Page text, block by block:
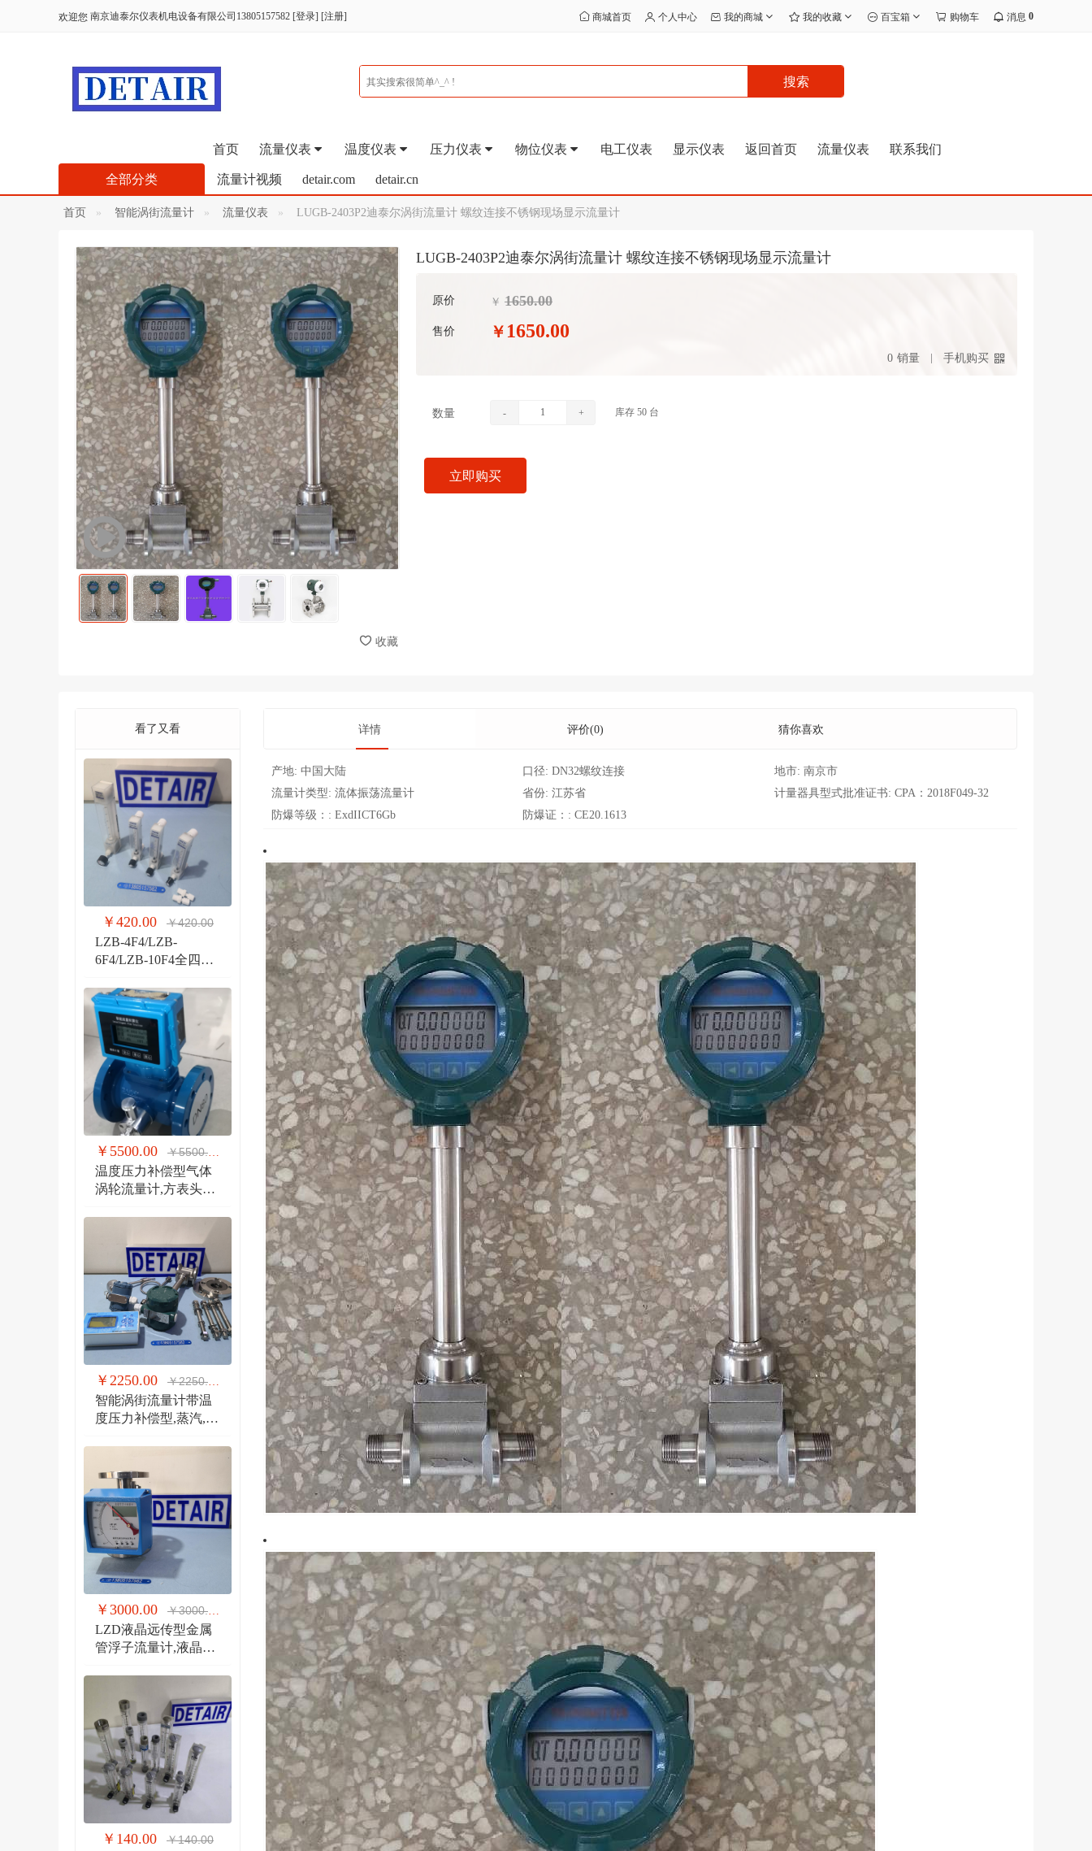
欢迎您 南京迪泰尔仪表机电设备有限公司13805157582 [登录] [注册] 商城首页 个人中心 我的商城 我的收藏 百宝箱 购物车 消息 0
搜索
首页 流量仪表 温度仪表 压力仪表 物位仪表 电工仪表 显示仪表 返回首页 流量仪表 联系我们
流量计视频 detair.com detair.cn
全部分类
首页 智能涡街流量计 流量仪表 LUGB-2403P2迪泰尔涡街流量计 螺纹连接不锈钢现场显示流量计
收藏
LUGB-2403P2迪泰尔涡街流量计 螺纹连接不锈钢现场显示流量计
原价 ￥ 1650.00
售价 ￥ 1650.00
0 销量 手机购买
数量 - + 库存 50 台
立即购买
看了又看
￥420.00 ￥420.00
LZB-4F4/LZB-
6F4/LZB-10F4全四氟
气体玻璃管PVDF流量
计
￥5500.00 ￥5500.00
温度压力补偿型气体
涡轮流量计,方表头防
￥2250.00 ￥2250.00
智能涡街流量计带温
度压力补偿型,蒸汽,气
￥3000.00 ￥3000.00
LZD液晶远传型金属
管浮子流量计,液晶显
￥140.00 ￥140.00
详情 评价(0) 猜你喜欢
产地: 中国大陆 口径: DN32螺纹连接 地市: 南京市
流量计类型: 流体振荡流量计 省份: 江苏省 计量器具型式批准证书: CPA：2018F049-32
防爆等级：: ExdIICT6Gb 防爆证：: CE20.1613